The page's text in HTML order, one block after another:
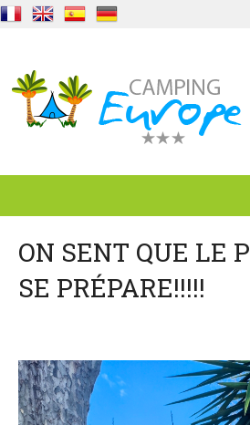
Situation
Ambiance
Contact
Coordonnées et accès
ON SENT QUE LE
SE PRÉPARE!!!!!